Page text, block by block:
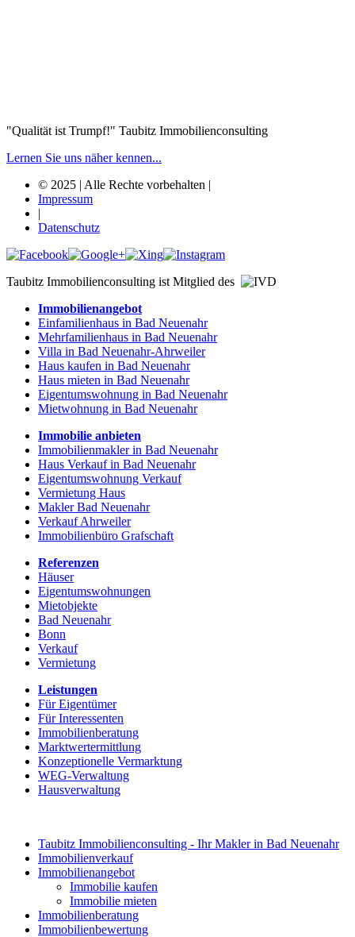
"Qualität ist Trumpf!" Taubitz Immobilienconsulting
Lernen Sie uns näher kennen...
© 2025 | Alle Rechte vorbehalten |
Impressum
|
Datenschutz
Taubitz Immobilienconsulting ist Mitglied des
Immobilienangebot
Einfamilienhaus in Bad Neuenahr
Mehrfamilienhaus in Bad Neuenahr
Villa in Bad Neuenahr-Ahrweiler
Haus kaufen in Bad Neuenahr
Haus mieten in Bad Neuenahr
Eigentumswohnung in Bad Neuenahr
Mietwohnung in Bad Neuenahr
Immobilie anbieten
Immobilienmakler in Bad Neuenahr
Haus Verkauf in Bad Neuenahr
Eigentumswohnung Verkauf
Vermietung Haus
Makler Bad Neuenahr
Verkauf Ahrweiler
Immobilienbüro Grafschaft
Referenzen
Häuser
Eigentumswohnungen
Mietobjekte
Bad Neuenahr
Bonn
Verkauf
Vermietung
Leistungen
Für Eigentümer
Für Interessenten
Immobilienberatung
Marktwertermittlung
Konzeptionelle Vermarktung
WEG-Verwaltung
Hausverwaltung
Taubitz Immobilienconsulting - Ihr Makler in Bad Neuenahr
Immobilienverkauf
Immobilienangebot
Immobilie kaufen
Immobilie mieten
Immobilienberatung
Immobilienbewertung